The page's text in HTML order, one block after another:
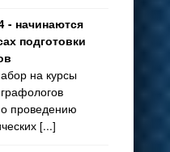
- начинаются
подготовки
на курсы
проведению
[...]